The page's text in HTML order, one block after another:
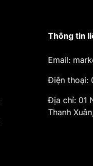
Thông tin
Email:
Điện thoại:
Địa chỉ: 01
Thanh